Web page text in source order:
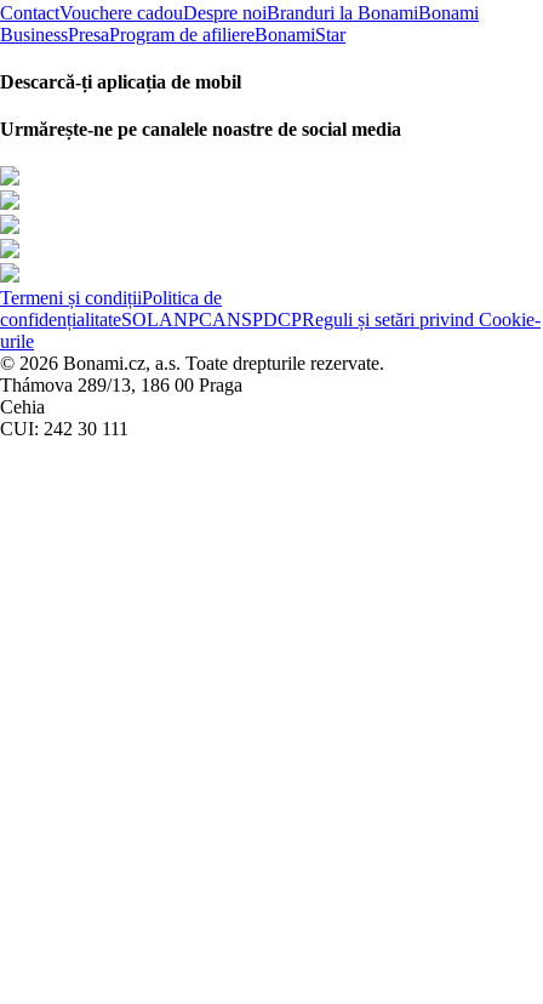
ContactVouchere cadouDespre noiBranduri la BonamiBonami
BusinessPresaProgram de afiliereBonamiStar
Descarcă-ți aplicația de mobil
Urmărește-ne pe canalele noastre de social media
Termeni și condițiiPolitica de
confidențialitateSOLANPCANSPDCPReguli și setări privind Cookie-
urile
© 2026 Bonami.cz, a.s. Toate drepturile rezervate.
Thámova 289/13, 186 00 Praga
Cehia
CUI: 242 30 111